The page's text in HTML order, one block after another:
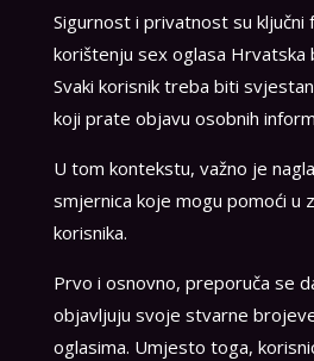
Sigurnost i privatnost su ključni
korištenju sex oglasa Hrvatska
Svaki korisnik treba biti
koji prate objavu osobnih
U tom kontekstu, važno je
smjernica koje mogu pomoći u
korisnika.
Prvo i osnovno, preporuča se
objavljuju svoje stvarne
oglasima. Umjesto toga,